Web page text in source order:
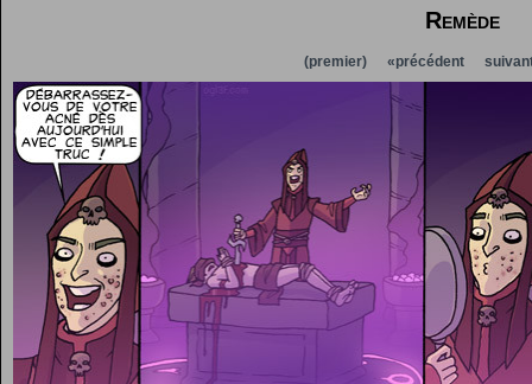
Remède
(premier) «précédent